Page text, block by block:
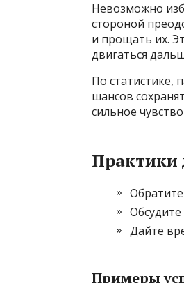
Невозможно
стороной
и прощать их.
двигаться
По статистике,
шансов
сильное
Практики
Дайте
Примеры